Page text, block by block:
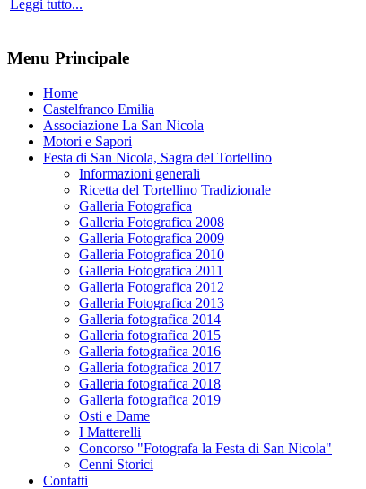
Leggi tutto...
Menu Principale
Home
Castelfranco Emilia
Associazione La San Nicola
Motori e Sapori
Festa di San Nicola, Sagra del Tortellino
Informazioni generali
Ricetta del Tortellino Tradizionale
Galleria Fotografica
Galleria Fotografica 2008
Galleria Fotografica 2009
Galleria Fotografica 2010
Galleria Fotografica 2011
Galleria Fotografica 2012
Galleria Fotografica 2013
Galleria fotografica 2014
Galleria fotografica 2015
Galleria fotografica 2016
Galleria fotografica 2017
Galleria fotografica 2018
Galleria fotografica 2019
Osti e Dame
I Matterelli
Concorso "Fotografa la Festa di San Nicola"
Cenni Storici
Contatti